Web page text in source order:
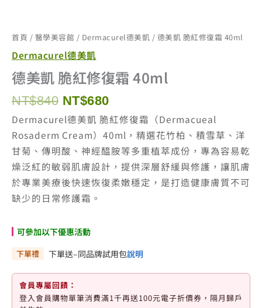
首頁 / 醫學美容館 / Dermacurel德美凱 / 德美凱 脆紅修復霜 40ml
Dermacurel德美凱
德美凱 脆紅修復霜 40ml
NT$840 原
始
價
格：
NT$840。
NT$680目
前
價
格：
NT$680。
Dermacurel德美凱 脆紅修復霜（Dermacueal
Rosaderm Cream）40ml，精選花竹柏、積雪草、洋
甘菊、傳明酸、神經醯胺等多重植萃成份，專為容易乾
燥泛紅的敏弱肌膚設計，提供深層舒緩與修護，讓肌膚
於專業美療後快速恢復柔嫩穩定，是打造健康膚質不可
缺少的日常修護霜。
可參加以下優惠活動
下單禮 下單送–同品牌試用包說明
會員專屬回饋：
登入會員購物單筆消費滿1千再送100元電子折價券，隔月歸戶